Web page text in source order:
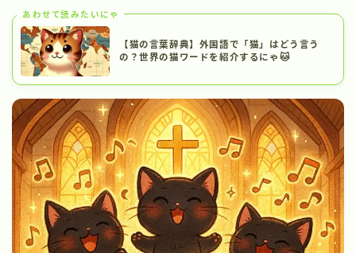
あわせて読みたいにゃ
【猫の言葉辞典】外国語で「猫」はどう言う
の？世界の猫ワードを紹介するにゃ🐱